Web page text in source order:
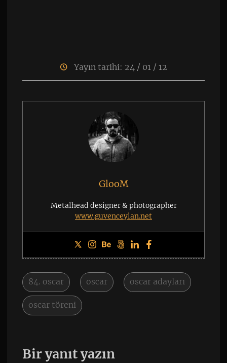
Yayın tarihi: 24 / 01 / 12
GlooM
Metalhead designer & photographer
www.guvenceylan.net
84. oscar oscar oscar adayları
oscar töreni
Bir yanıt yazın